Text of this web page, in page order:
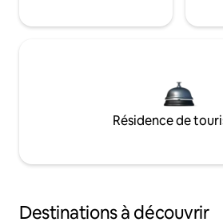
Résidence de
Destinations à découvrir